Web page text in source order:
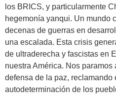
los BRICS, y particularmente
hegemonía yanqui. Un mundo
decenas de guerras en
una escalada. Esta crisis
de ultraderecha y fascistas en
nuestra América. Nos paramos
defensa de la paz, reclamando
autodeterminación de los